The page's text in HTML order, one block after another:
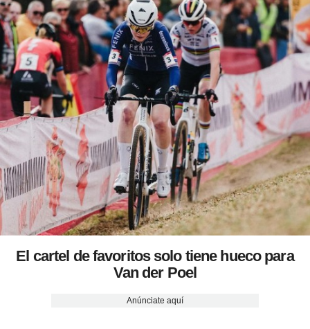
El cartel de favoritos solo tiene hueco para
Van der Poel
Anúnciate aquí